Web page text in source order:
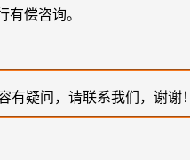
有偿咨询。
疑问，请联系我们，谢谢！